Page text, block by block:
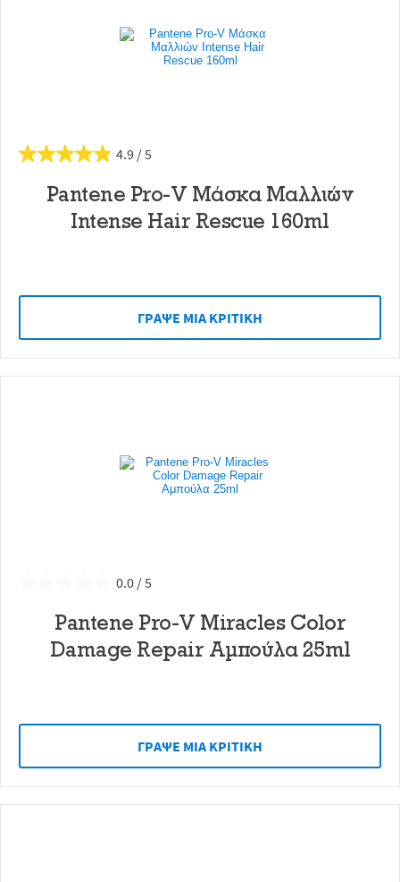
4.9
Pantene Pro-V Μάσκα Μαλλιών
Intense Hair Rescue 160ml
ΓΡAΨΕ ΜIΑ ΚΡΙΤΙΚH
0.0
Pantene Pro-V Miracles Color
Damage Repair Αμπούλα 25ml
ΓΡAΨΕ ΜIΑ ΚΡΙΤΙΚH